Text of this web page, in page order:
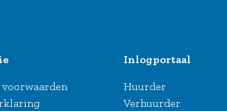
Inlogportaal
Huurder
Verhuurder